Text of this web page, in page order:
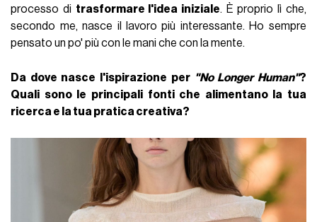
processo di trasformare l'idea iniziale. È proprio lì che,
secondo me, nasce il lavoro più interessante. Ho sempre
pensato un po' più con le mani che con la mente.
Da dove nasce l'ispirazione per "No Longer Human"?
Quali sono le principali fonti che alimentano la tua
ricerca e la tua pratica creativa?